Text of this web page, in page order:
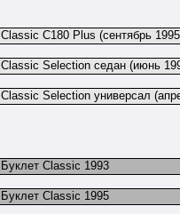
Classic C180 Plus (сентябрь
Classic Selection седан (июнь
Classic Selection универсал
Буклет Classic 1993
Буклет Classic 1995